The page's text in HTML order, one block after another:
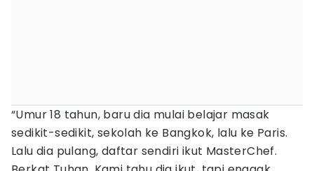
“Umur 18 tahun, baru dia mulai belajar masak
sedikit-sedikit, sekolah ke Bangkok, lalu ke Paris.
Lalu dia pulang, daftar sendiri ikut MasterChef.